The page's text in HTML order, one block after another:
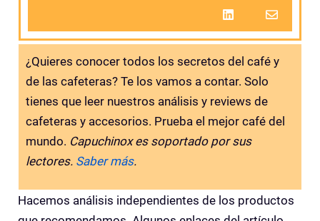
¿Quieres conocer todos los secretos del café y
de las cafeteras? Te los vamos a contar. Solo
tienes que leer nuestros análisis y reviews de
cafeteras y accesorios. Prueba el mejor café del
mundo. Capuchinox es soportado por sus
lectores. Saber más.
Hacemos análisis independientes de los productos